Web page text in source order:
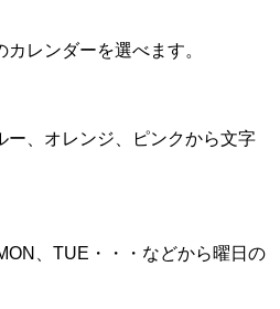
レンダーを選べます。
ー、オレンジ、ピンクから文字
、TUE・・・などから曜日の